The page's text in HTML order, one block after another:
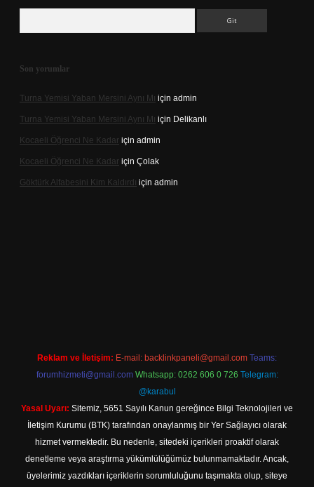
Son yorumlar
Turna Yemisi Yaban Mersini Aynı Mı için admin
Turna Yemisi Yaban Mersini Aynı Mı için Delikanlı
Kocaeli Öğrenci Ne Kadar için admin
Kocaeli Öğrenci Ne Kadar için Çolak
Göktürk Alfabesini Kim Kaldırdı için admin
Reklam ve İletişim: E-mail: backlinkpaneli@gmail.com Teams:
forumhizmeti@gmail.com Whatsapp: 0262 606 0 726 Telegram:
@karabul
Yasal Uyarı: Sitemiz, 5651 Sayılı Kanun gereğince Bilgi Teknolojileri ve
İletişim Kurumu (BTK) tarafından onaylanmış bir Yer Sağlayıcı olarak
hizmet vermektedir. Bu nedenle, sitedeki içerikleri proaktif olarak
denetleme veya araştırma yükümlülüğümüz bulunmamaktadır. Ancak,
üyelerimiz yazdıkları içeriklerin sorumluluğunu taşımakta olup, siteye